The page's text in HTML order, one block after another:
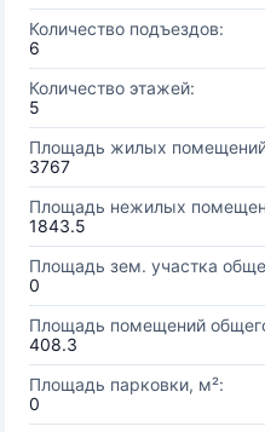
Количество подъездов:
6
Количество этажей:
5
Площадь жилых
3767
Площадь нежилых
1843.5
Площадь зем. участка
0
Площадь помещений
408.3
Площадь парковки, м²:
0